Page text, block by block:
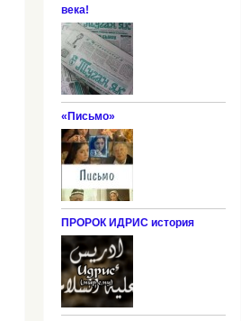
века!
«Письмо»
ПРОРОК ИДРИС история